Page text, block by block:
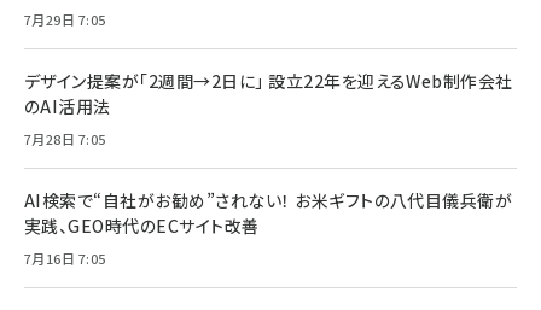
7月29日 7:05
デザイン提案が「2週間→2日に」 設立22年を迎えるWeb制作会社
のAI活用法
7月28日 7:05
AI検索で“自社がお勧め”されない！ お米ギフトの八代目儀兵衛が
実践、GEO時代のECサイト改善
7月16日 7:05